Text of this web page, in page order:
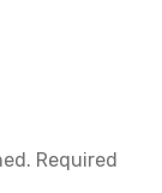
Required